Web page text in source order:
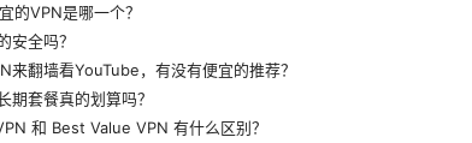
的VPN是哪一个？
安全吗？
来翻墙看YouTube，有没有便宜的推荐？
套餐真的划算吗？
和 Best Value VPN 有什么区别？